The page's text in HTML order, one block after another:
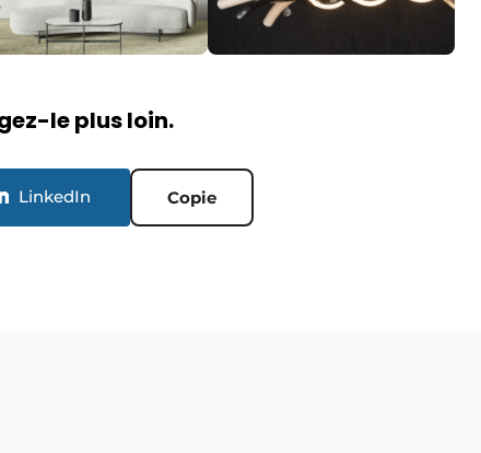
le plus loin.
LinkedIn Copie